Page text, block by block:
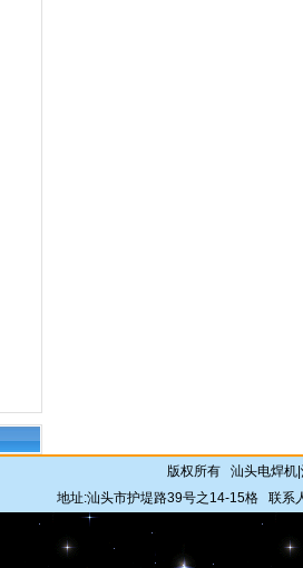
版权所有 汕头电焊机
地址:汕头市护堤路39号之14-15格 联